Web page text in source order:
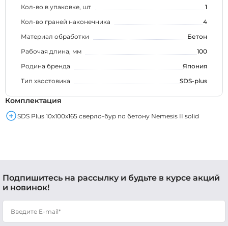
Кол-во в упаковке, шт
1
Кол-во граней наконечника
4
Материал обработки
Бетон
Рабочая длина, мм
100
Родина бренда
Япония
Тип хвостовика
SDS-plus
Комплектация
SDS Plus 10х100х165 сверло-бур по бетону Nemesis II solid
Подпишитесь на рассылку и будьте в курсе акций
и новинок!